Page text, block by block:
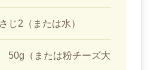
2（または水）
50g（または粉チーズ大